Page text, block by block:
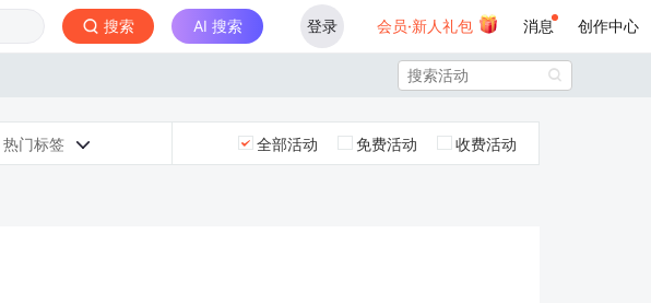
搜索 AI 搜索 登录 会员·新人礼包 消息 创作中心

热门标签  全部活动 免费活动 收费活动